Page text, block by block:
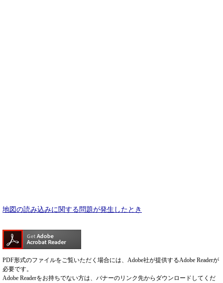
地図の読み込みに関する問題が発生したとき
PDF形式のファイルをご覧いただく場合には、Adobe社が提供するAdobe Readerが
必要です。
Adobe Readerをお持ちでない方は、バナーのリンク先からダウンロードしてくだ